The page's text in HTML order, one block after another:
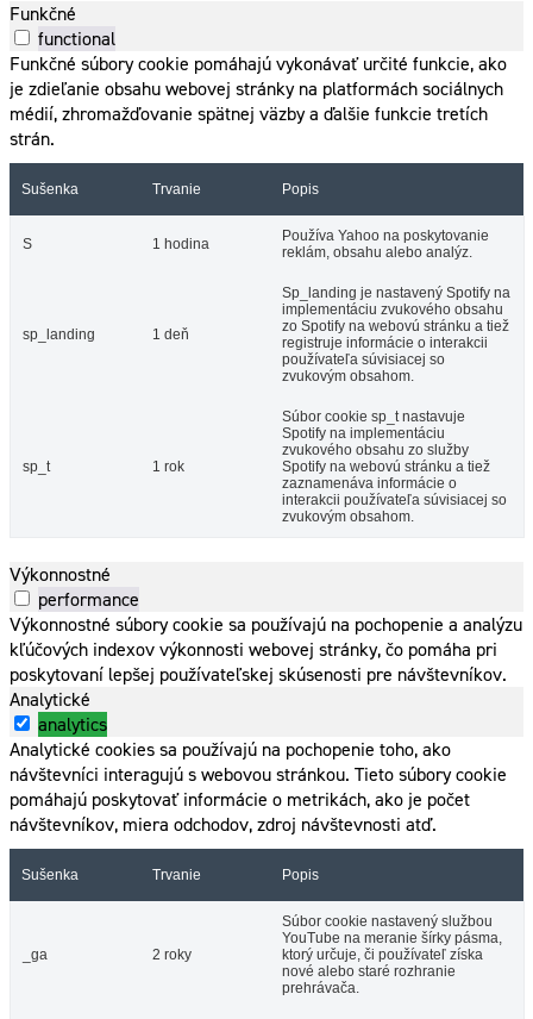
Funkčné
functional
Funkčné súbory cookie pomáhajú vykonávať určité funkcie, ako
je zdieľanie obsahu webovej stránky na platformách sociálnych
médií, zhromažďovanie spätnej väzby a ďalšie funkcie tretích
strán.
Sušenka Trvanie Popis
S 1 hodina
Používa Yahoo na poskytovanie
reklám, obsahu alebo analýz.
sp_landing 1 deň
Sp_landing je nastavený Spotify na
implementáciu zvukového obsahu
zo Spotify na webovú stránku a tiež
registruje informácie o interakcii
používateľa súvisiacej so
zvukovým obsahom.
sp_t 1 rok
Súbor cookie sp_t nastavuje
Spotify na implementáciu
zvukového obsahu zo služby
Spotify na webovú stránku a tiež
zaznamenáva informácie o
interakcii používateľa súvisiacej so
zvukovým obsahom.
Výkonnostné
performance
Výkonnostné súbory cookie sa používajú na pochopenie a analýzu
kľúčových indexov výkonnosti webovej stránky, čo pomáha pri
poskytovaní lepšej používateľskej skúsenosti pre návštevníkov.
Analytické
analytics
Analytické cookies sa používajú na pochopenie toho, ako
návštevníci interagujú s webovou stránkou. Tieto súbory cookie
pomáhajú poskytovať informácie o metrikách, ako je počet
návštevníkov, miera odchodov, zdroj návštevnosti atď.
Sušenka Trvanie Popis
_ga 2 roky
Súbor cookie nastavený službou
YouTube na meranie šírky pásma,
ktorý určuje, či používateľ získa
nové alebo staré rozhranie
prehrávača.